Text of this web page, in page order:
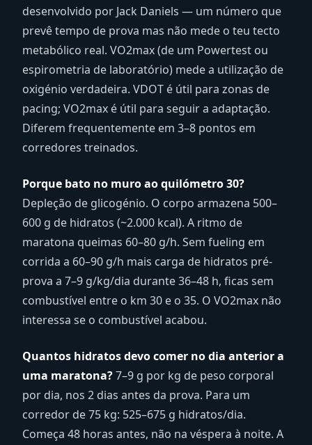
desenvolvido por Jack Daniels — um número que
prevê tempo de prova mas não mede o teu tecto
metabólico real. VO2max (de um Powertest ou
espirometria de laboratório) mede a utilização de
oxigénio verdadeira. VDOT é útil para zonas de
pacing; VO2max é útil para seguir a adaptação.
Diferem frequentemente em 3–8 pontos em
corredores treinados.
Porque bato no muro ao quilómetro 30?
Depleção de glicogénio. O corpo armazena 500–
600 g de hidratos (~2.000 kcal). A ritmo de
maratona queimas 60–80 g/h. Sem fueling em
corrida a 60–90 g/h mais carga de hidratos pré-
prova a 7–9 g/kg/dia durante 36–48 h, ficas sem
combustível entre o km 30 e o 35. O VO2max não
interessa se o combustível acabou.
Quantos hidratos devo comer no dia anterior a
uma maratona?7–9 g por kg de peso corporal
por dia, nos 2 dias antes da prova. Para um
corredor de 75 kg: 525–675 g hidratos/dia.
Começa 48 horas antes, não na véspera à noite. A